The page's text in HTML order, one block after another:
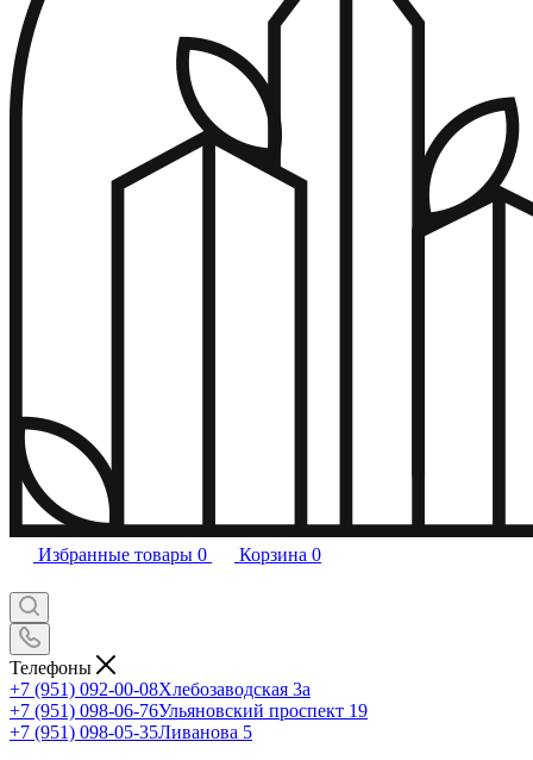
Избранные товары 0 Корзина 0
Телефоны
+7 (951) 092-00-08Хлебозаводская 3а
+7 (951) 098-06-76Ульяновский проспект 19
+7 (951) 098-05-35Ливанова 5